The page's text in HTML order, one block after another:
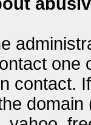
one
contact.